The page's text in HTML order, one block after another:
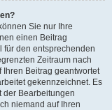
Sie nur Ihre
einen Beitrag
für den entsprechenden
Zeitraum nach
Beitrag geantwortet
gekennzeichnet. Es
der Bearbeitungen
niemand auf Ihren